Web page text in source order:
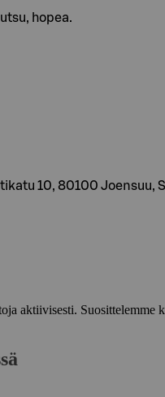
hopea.
10, 80100 Joensuu,
aktiivisesti. Suosittelemme